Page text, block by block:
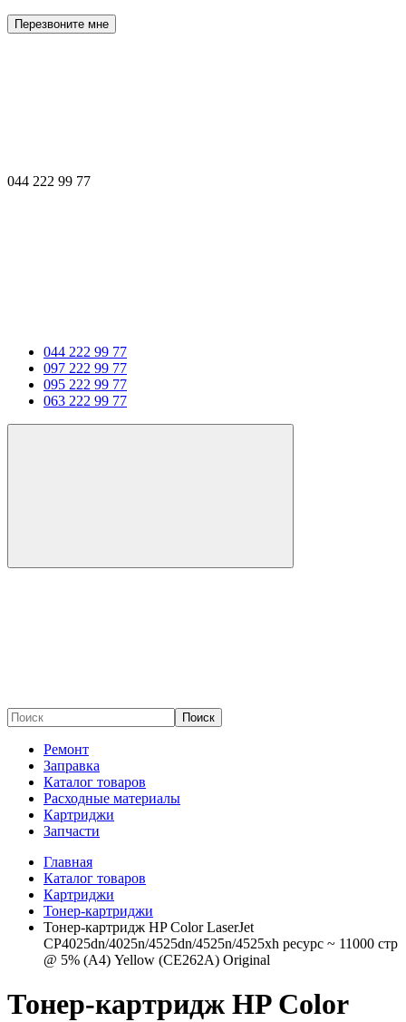
Перезвоните мне
044 222 99 77
044 222 99 77
097 222 99 77
095 222 99 77
063 222 99 77
Поиск
Ремонт
Заправка
Каталог товаров
Расходные материалы
Картриджи
Запчасти
Главная
Каталог товаров
Картриджи
Тонер-картриджи
Тонер-картридж HP Color LaserJet
CP4025dn/4025n/4525dn/4525n/4525xh ресурс ~ 11000 стр
@ 5% (A4) Yellow (CE262A) Original
Тонер-картридж HP Color